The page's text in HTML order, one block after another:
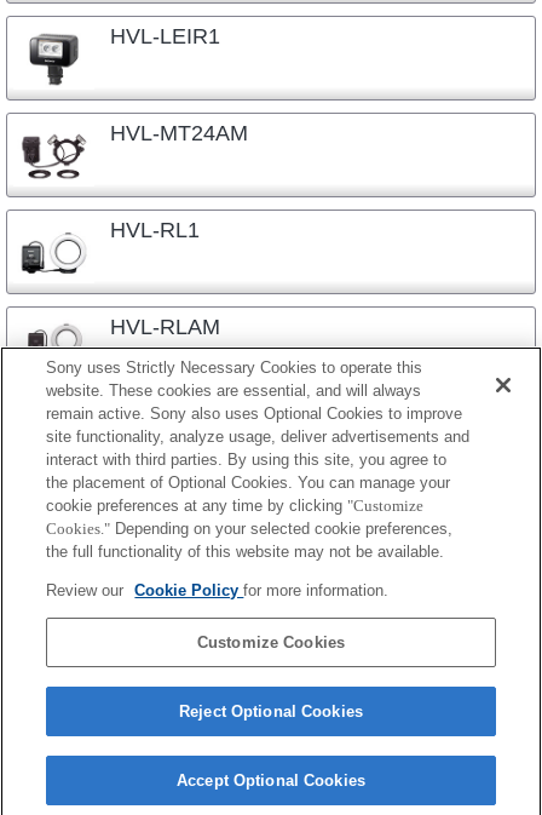
HVL-LEIR1
HVL-MT24AM
HVL-RL1
HVL-RLAM
プレスリリース
環境情報
Sony uses Strictly Necessary Cookies to operate this
website. These cookies are essential, and will always
remain active. Sony also uses Optional Cookies to improve
site functionality, analyze usage, deliver advertisements and
interact with third parties. By using this site, you agree to
the placement of Optional Cookies. You can manage your
cookie preferences at any time by clicking "Customize
Cookies." Depending on your selected cookie preferences,
the full functionality of this website may not be available.
Review our Cookie Policyfor more information.
Customize Cookies
Reject Optional Cookies
Accept Optional Cookies